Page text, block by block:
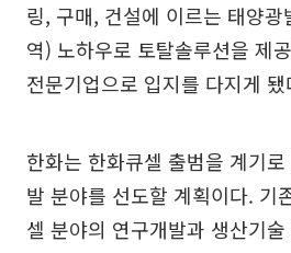
링, 구매, 건설에 이르는 태양광
역) 노하우로 토탈솔루션을 제
전문기업으로 입지를 다지게 됐
한화는 한화큐셀 출범을 계기
발 분야를 선도할 계획이다. 기
셀 분야의 연구개발과 생산기